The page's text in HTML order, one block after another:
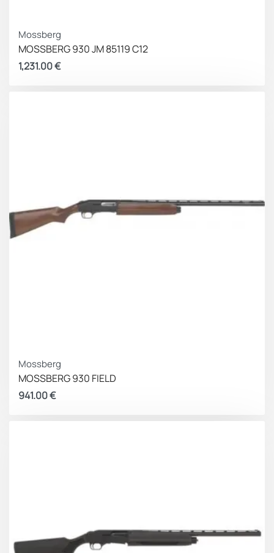
Mossberg
MOSSBERG 930 JM 85119 C12
1,231.00€
Mossberg
MOSSBERG 930 FIELD
941.00€